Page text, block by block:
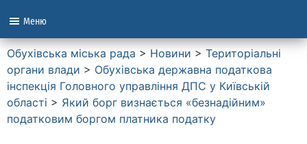
Меню
Обухівська міська рада > Новини > Територіальні
органи влади > Обухівська державна податкова
інспекція Головного управління ДПС у Київській
області > Який борг визнається «безнадійним»
податковим боргом платника податку